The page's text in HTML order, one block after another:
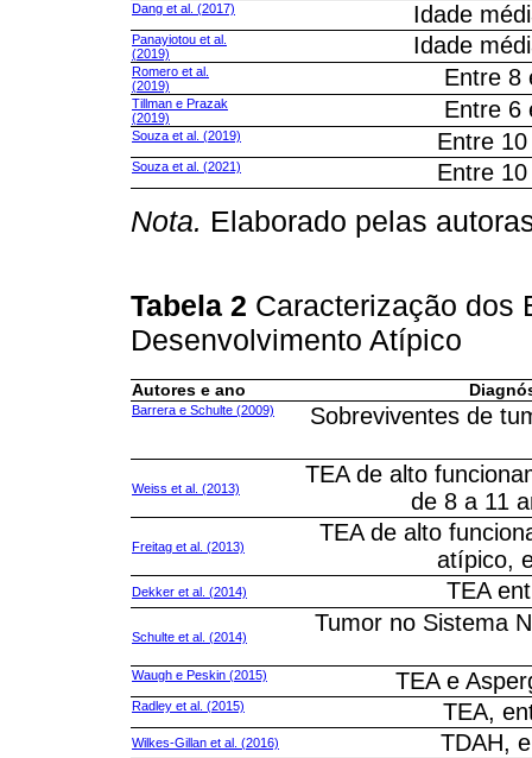
Dang et al. (2017) Idade
Panayiotou et al.
(2019)
Idade
Romero et al.
(2019)
Entre 8
Tillman e Prazak
(2019)
Entre 6
Souza et al. (2019) Entre
Souza et al. (2021) Entre
Nota. Elaborado pelas
Tabela 2 Caracterização dos
Desenvolvimento Atípico
Autores e ano
Barrera e Schulte (2009) Sobreviventes de
Weiss et al. (2013)
TEA de alto
de 8 a 11
Freitag et al. (2013)
TEA de alto
atípico,
Dekker et al. (2014) TEA
Schulte et al. (2014)
Tumor no Sistema
Waugh e Peskin (2015) TEA e
Radley et al. (2015) TEA,
Wilkes-Gillan et al. (2016) TDAH,